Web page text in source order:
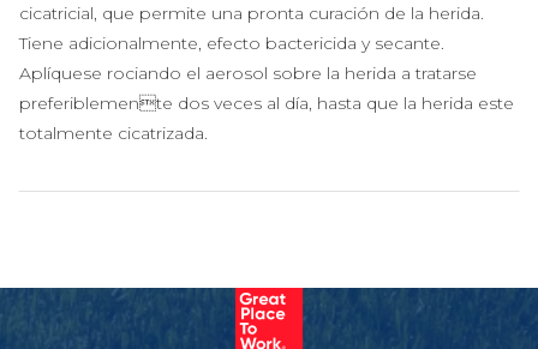
cicatricial, que permite una pronta curación de la herida.
Tiene adicionalmente, efecto bactericida y secante.
Aplíquese rociando el aerosol sobre la herida a tratarse
preferiblemente dos veces al día, hasta que la herida este
totalmente cicatrizada.